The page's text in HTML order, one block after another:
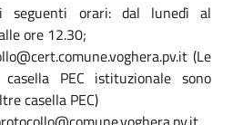
seguenti orari: dal lunedì al
ore 12.30;
(Le
PEC istituzionale sono
casella PEC)